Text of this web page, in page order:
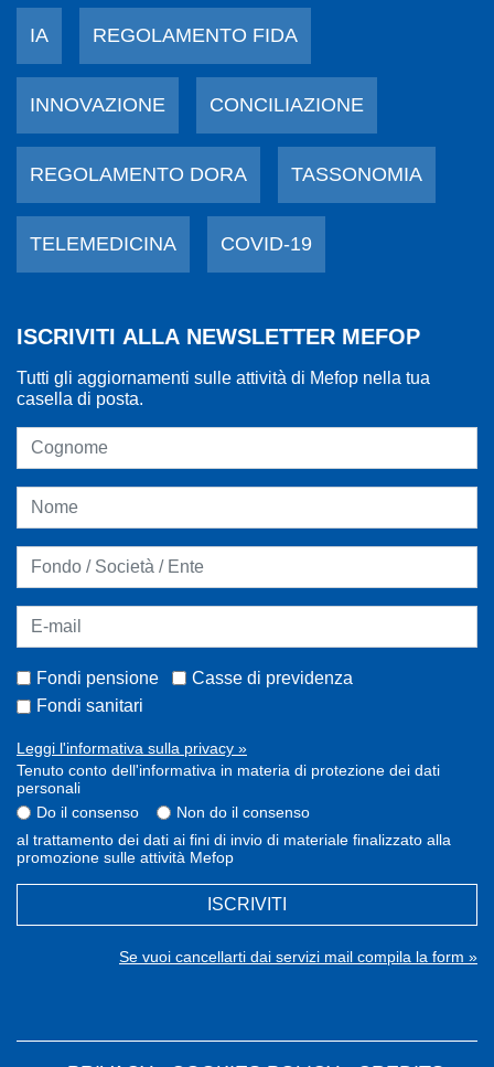
IA REGOLAMENTO FIDA
INNOVAZIONE CONCILIAZIONE
REGOLAMENTO DORA TASSONOMIA
TELEMEDICINA COVID-19
ISCRIVITI ALLA NEWSLETTER MEFOP
Tutti gli aggiornamenti sulle attività di Mefop nella tua
casella di posta.
Fondi pensione
Casse di previdenza
Fondi sanitari
Leggi l'informativa sulla privacy »
Tenuto conto dell'informativa in materia di protezione dei dati
personali
Do il consenso
Non do il consenso
al trattamento dei dati ai fini di invio di materiale finalizzato alla
promozione sulle attività Mefop
ISCRIVITI
Se vuoi cancellarti dai servizi mail compila la form »